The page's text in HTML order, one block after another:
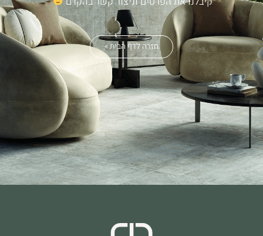
חזרה לדף הבית »